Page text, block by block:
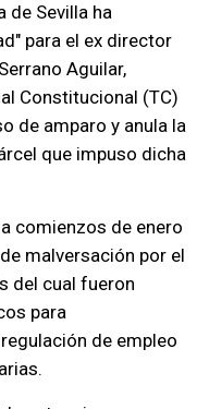
de Sevilla ha
para el ex director
Aguilar,
Constitucional (TC)
de amparo y anula la
que impuso dicha
comienzos de enero
malversación por el
del cual fueron
para
de empleo